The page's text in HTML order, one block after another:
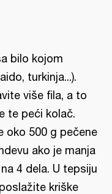
bilo kojom
turkinja...).
više fila, a to
te peći kolač.
oko 500 g pečene
ako je manja
4 dela. U tepsiju
kriške